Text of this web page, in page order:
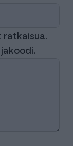
ratkaisua.